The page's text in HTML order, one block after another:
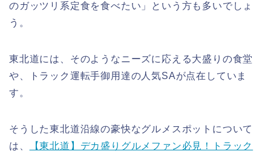
のガッツリ系定食を食べたい」という方も多いでしょ
う。
東北道には、そのようなニーズに応える大盛りの食堂
や、トラック運転手御用達の人気SAが点在していま
す。
そうした東北道沿線の豪快なグルメスポットについて
は、
【東北道】デカ盛りグルメファン必見！トラック